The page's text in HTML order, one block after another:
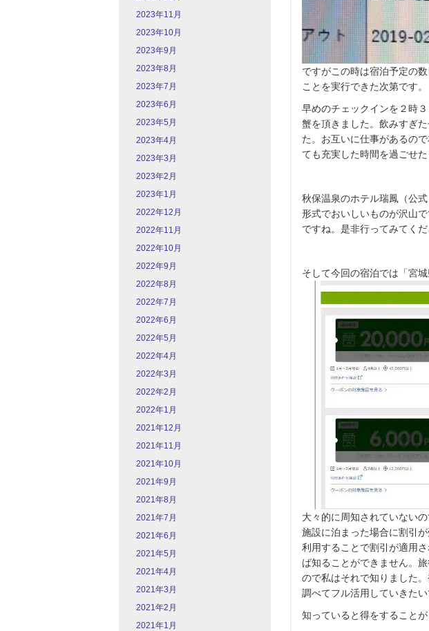
2023年11月
2023年10月
2023年9月
2023年8月
2023年7月
2023年6月
2023年5月
2023年4月
2023年3月
2023年2月
2023年1月
2022年12月
2022年11月
2022年10月
2022年9月
2022年8月
2022年7月
2022年6月
2022年5月
2022年4月
2022年3月
2022年2月
2022年1月
2021年12月
2021年11月
2021年10月
2021年9月
2021年8月
2021年7月
2021年6月
2021年5月
2021年4月
2021年3月
2021年2月
2021年1月
ですがこの時は宿泊予定の
ことを実行できた次第です。
早めのチェックインを２時
蟹を頂きました。飲みすぎ
た。お互いに仕事があるの
ても充実した時間を過ごせた
秋保温泉のホテル瑞鳳（公
形式でおいしいものが沢山
ですね。是非行ってみてくだ
そして今回の宿泊では「宮
大々的に周知されていない
施設に泊まった場合に割引
利用することで割引が適用
ば知ることができません。
ので私はそれで知りました
調べてフル活用していきたい
知っていると得をすること